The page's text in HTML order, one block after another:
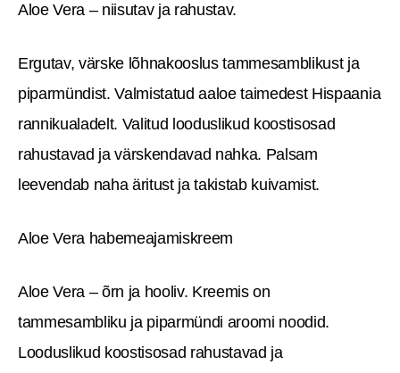
Aloe Vera – niisutav ja rahustav.
Ergutav, värske lõhnakooslus tammesamblikust ja
piparmündist. Valmistatud aaloe taimedest Hispaania
rannikualadelt. Valitud looduslikud koostisosad
rahustavad ja värskendavad nahka. Palsam
leevendab naha äritust ja takistab kuivamist.
Aloe Vera habemeajamiskreem
Aloe Vera – õrn ja hooliv. Kreemis on
tammesambliku ja piparmündi aroomi noodid.
Looduslikud koostisosad rahustavad ja